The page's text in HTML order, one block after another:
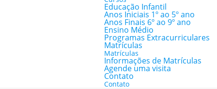
Educação Infantil
Anos Iniciais 1º ao 5º ano
Anos Finais 6º ao 9º ano
Ensino Médio
Programas Extracurriculares
Matrículas
Matrículas
Informações de Matrículas
Agende uma visita
Contato
Contato